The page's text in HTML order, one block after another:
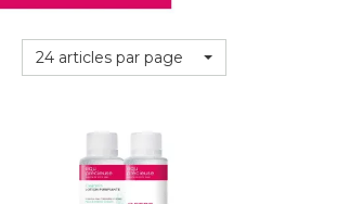
24 articles par page